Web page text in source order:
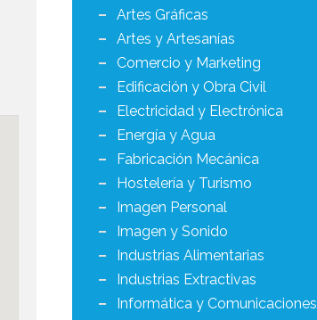
Artes Gráficas
Artes y Artesanías
Comercio y Marketing
Edificación y Obra Civil
Electricidad y Electrónica
Energía y Agua
Fabricación Mecánica
Hostelería y Turismo
Imagen Personal
Imagen y Sonido
Industrias Alimentarias
Industrias Extractivas
Informática y Comunicaciones